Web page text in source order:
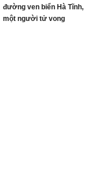
đường ven biển Hà Tĩnh,
một người tử vong